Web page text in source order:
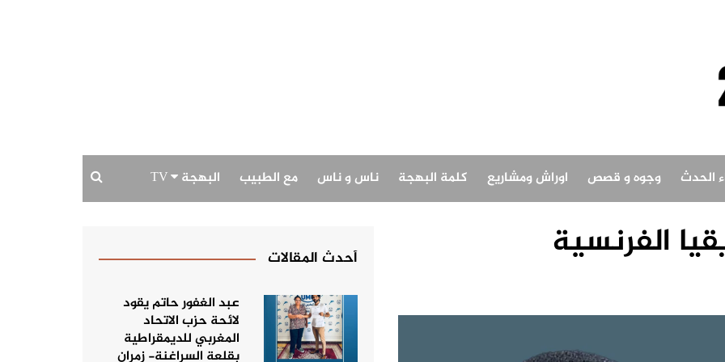
الحدث وجوه و قصص اوراش ومشاريع كلمة البهجة ناس و ناس مع الطبيب البهجة TV
الفرنسية أحدث المقالات
عبد الغفور حاتم يقود
لائحة حزب الاتحاد
المغربي للديمقراطية
بقلعة السراغنة- زمران